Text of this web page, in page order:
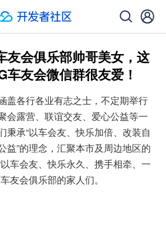
友会俱乐部帅哥美女，这
友会微信群很友爱！
盖各行各业有志之士，不定期举行
会露营、联谊交友、爱心公益等一
秉承“以车会友、快乐加倍、改装自
益”的理念，汇聚本市及周边地区的
车会友、快乐永久、携手相牵、一
友会俱乐部的家人们。